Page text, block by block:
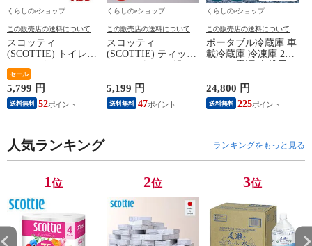
くらしのeショップ
この販売店の送料について
スコッティ
(SCOTTIE) トイレッ
パック 3倍長持ち 4
ロール(ダブル) 4ロー
ル×12(48ロール) 3倍
ロール 3倍巻 トイレ
製紙クレシア 【送料
無料】
セール
5,799 円
送料無料 52
くらしのeショップ
この販売店の送料について
スコッティ
(SCOTTIE) ティッシ
ティシュペーパー ま
とめ買い ケース販売
ボックスティッシュ
5,199 円
送料無料 47
くらしのeショップ
この販売店の送料について
ポータブル冷蔵庫 車
載冷蔵庫 冷凍庫 25L
度 急速冷凍 コンプ
レッサー式 YFR-
AC252(B) ミニ冷蔵庫
カンド冷蔵庫 山善
24,800 円
送料無料 225
人気ランキング ランキングをもっと見る
1位 2位 3位